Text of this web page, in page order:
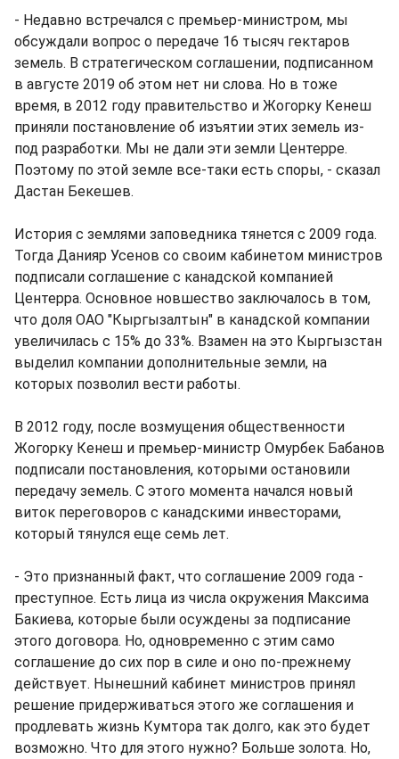
- Недавно встречался с премьер-министром, мы
обсуждали вопрос о передаче 16 тысяч гектаров
земель. В стратегическом соглашении, подписанном
в августе 2019 об этом нет ни слова. Но в тоже
время, в 2012 году правительство и Жогорку Кенеш
приняли постановление об изъятии этих земель из-
под разработки. Мы не дали эти земли Центерре.
Поэтому по этой земле все-таки есть споры, - сказал
Дастан Бекешев.
История с землями заповедника тянется с 2009 года.
Тогда Данияр Усенов со своим кабинетом министров
подписали соглашение с канадской компанией
Центерра. Основное новшество заключалось в том,
что доля ОАО "Кыргызалтын" в канадской компании
увеличилась с 15% до 33%. Взамен на это Кыргызстан
выделил компании дополнительные земли, на
которых позволил вести работы.
В 2012 году, после возмущения общественности
Жогорку Кенеш и премьер-министр Омурбек Бабанов
подписали постановления, которыми остановили
передачу земель. С этого момента начался новый
виток переговоров с канадскими инвесторами,
который тянулся еще семь лет.
- Это признанный факт, что соглашение 2009 года -
преступное. Есть лица из числа окружения Максима
Бакиева, которые были осуждены за подписание
этого договора. Но, одновременно с этим само
соглашение до сих пор в силе и оно по-прежнему
действует. Нынешний кабинет министров принял
решение придерживаться этого же соглашения и
продлевать жизнь Кумтора так долго, как это будет
возможно. Что для этого нужно? Больше золота. Но,